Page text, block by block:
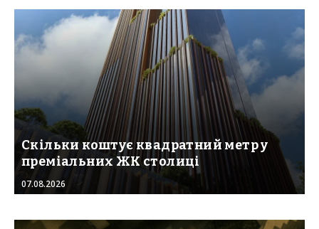
Скільки коштує квадратний метр у
преміальних ЖК столиці
07.08.2026